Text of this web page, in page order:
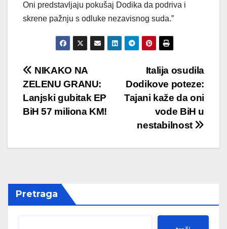
Oni predstavljaju pokušaj Dodika da podriva i
skrene pažnju s odluke nezavisnog suda.”
Post
navigation
Italija osudila
Dodikove poteze:
Tajani kaže da oni
vode BiH u
nestabilnost
NIKAKO NA
ZELENU GRANU:
Lanjski gubitak EP
BiH 57 miliona KM!
Pretraga